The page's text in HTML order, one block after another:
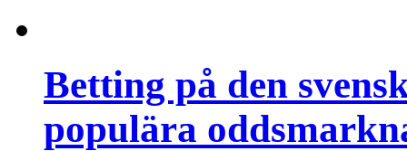
Betting på den
populära